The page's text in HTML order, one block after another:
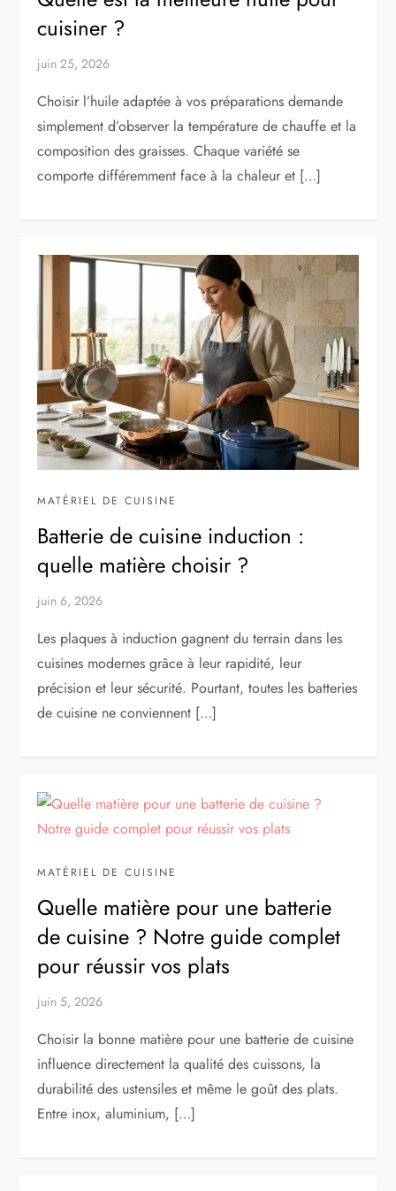
cuisiner ?
juin 25, 2026
Choisir l’huile adaptée à vos préparations demande
simplement d’observer la température de chauffe et la
composition des graisses. Chaque variété se
comporte différemment face à la chaleur et […]
MATÉRIEL DE CUISINE
Batterie de cuisine induction :
quelle matière choisir ?
juin 6, 2026
Les plaques à induction gagnent du terrain dans les
cuisines modernes grâce à leur rapidité, leur
précision et leur sécurité. Pourtant, toutes les batteries
de cuisine ne conviennent […]
MATÉRIEL DE CUISINE
Quelle matière pour une batterie
de cuisine ? Notre guide complet
pour réussir vos plats
juin 5, 2026
Choisir la bonne matière pour une batterie de cuisine
influence directement la qualité des cuissons, la
durabilité des ustensiles et même le goût des plats.
Entre inox, aluminium, […]